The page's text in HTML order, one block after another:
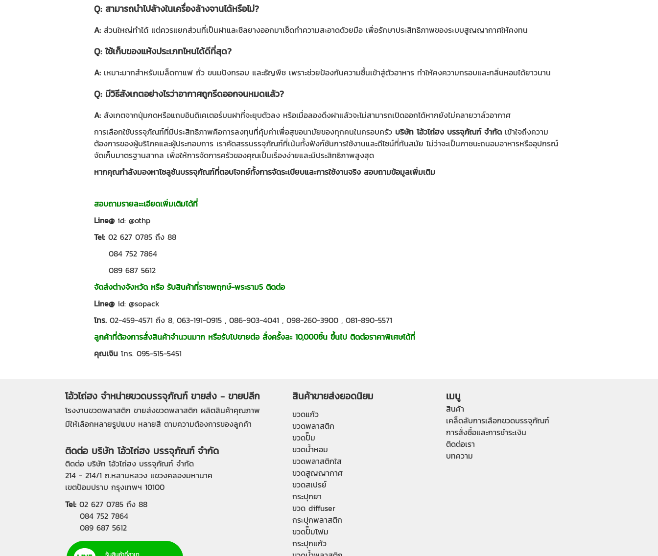
Q: สามารถนำไปล้างในเครื่องล้างจานได้หรือไม่?
A: ส่วนใหญ่ทำได้ แต่ควรแยกส่วนที่เป็นฝาและซีลยางออกมาเช็ดทำความสะอาดด้วยมือ เพื่อรักษาประสิทธิภาพของระบบสูญญากาศให้คงทน
Q: ใช้เก็บของแห้งประเภทไหนได้ดีที่สุด?
A: เหมาะมากสำหรับเมล็ดกาแฟ ถั่ว ขนมปังกรอบ และธัญพืช เพราะช่วยป้องกันความชื้นเข้าสู่ตัวอาหาร ทำให้คงความกรอบและกลิ่นหอมได้ยาวนาน
Q: มีวิธีสังเกตอย่างไรว่าอากาศถูกรีดออกจนหมดแล้ว?
A: สังเกตจากปุ่มกดหรือแถบอินดิเคเตอร์บนฝาที่จะยุบตัวลง หรือเมื่อลองดึงฝาแล้วจะไม่สามารถเปิดออกได้หากยังไม่คลายวาล์วอากาศ
การเลือกใช้บรรจุภัณฑ์ที่มีประสิทธิภาพคือการลงทุนที่คุ้มค่าเพื่อสุขอนามัยของทุกคนในครอบครัว บริษัท โอ้วไถ่ฮง บรรจุภัณฑ์ จำกัด เข้าใจถึงความ
ต้องการของผู้บริโภคและผู้ประกอบการ เราคัดสรรบรรจุภัณฑ์ที่เน้นทั้งฟังก์ชันการใช้งานและดีไซน์ที่ทันสมัย ไม่ว่าจะเป็นภาชนะถนอมอาหารหรืออุปกรณ์
จัดเก็บมาตรฐานสากล เพื่อให้การจัดการครัวของคุณเป็นเรื่องง่ายและมีประสิทธิภาพสูงสุด
หากคุณกำลังมองหาโซลูชันบรรจุภัณฑ์ที่ตอบโจทย์ทั้งการจัดระเบียบและการใช้งานจริง สอบถามข้อมูลเพิ่มเติม
สอบถามรายละะเอียดเพิ่มเติมได้ที่
Line@id: @othp
Tel: 02 627 0785 ถึง 88
084 752 7864
089 687 5612
จัดส่งต่างจังหวัด หรือ รับสินค้าที่ราชพฤกษ์-พระราม5 ติดต่อ
Line@id: @sopack
โทร. 02-459-4571 ถึง 8, 063-191-0915 , 086-903-4041 , 098-260-3900 , 081-890-5571
ลูกค้าที่ต้องการสั่งสินค้าจำนวนมาก หรือรับไปขายต่อ สั่งครั้งละ 10,000ชิ้น ขึ้นไป ติดต่อราคาพิเศษได้ที่
คุณเจิน โทร. 095-515-5451
โอ้วไถ่ฮง จำหน่ายขวดบรรจุภัณฑ์ ขายส่ง - ขายปลีก
โรงงานขวดพลาสติก ขายส่งขวดพลาสติก ผลิตสินค้าคุณภาพ
มีให้เลือกหลายรูปแบบ หลายสี ตามความต้องการของลูกค้า
ติดต่อ บริษัท โอ้วไถ่ฮง บรรจุภัณฑ์ จำกัด
ติดต่อ บริษัท โอ้วไถ่ฮง บรรจุภัณฑ์ จำกัด
214 - 214/1 ถ.หลานหลวง แขวงคลองมหานาค
เขตป้อมปราบ กรุงเทพฯ 10100
Tel: 02 627 0785 ถึง 88
084 752 7864
089 687 5612
สินค้าขายส่งยอดนิยม
ขวดแก้ว
ขวดพลาสติก
ขวดปั๊ม
ขวดน้ำหอม
ขวดพลาสติกใส
ขวดสูญญากาศ
ขวดสเปรย์
กระปุกยา
ขวด diffuser
กระปุกพลาสติก
ขวดปั๊มโฟม
กระปุกแก้ว
เมนู
สินค้า
เคล็ดลับการเลือกขวดบรรจุภัณฑ์
การสั่งซื้อและการชำระเงิน
ติดต่อเรา
บทความ